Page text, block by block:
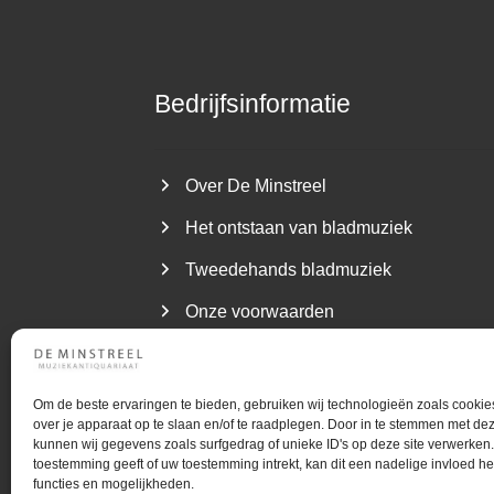
Om de beste ervaringen te bieden, gebruiken wij technologieën zoals
over je apparaat op te slaan en/of te raadplegen. Door in te stemmen met
kunnen wij gegevens zoals surfgedrag of unieke ID's op deze site
toestemming geeft of uw toestemming intrekt, kan dit een nadelige invloed
functies en mogelijkheden.
Bedrijfsinformatie
Over De Minstreel
Het ontstaan van bladmuziek
Tweedehands bladmuziek
Onze voorwaarden
©Gebruiktebladmuziek.nl